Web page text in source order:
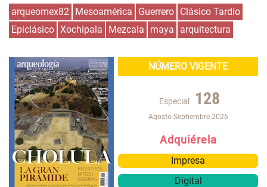
arqueomex82 Mesoamérica Guerrero Clásico Tardío
Epiclásico Xochipala Mezcala maya arquitectura
NÚMERO VIGENTE
Especial 128
Agosto-Septiembre 2026
Adquiérela
Impresa
Digital